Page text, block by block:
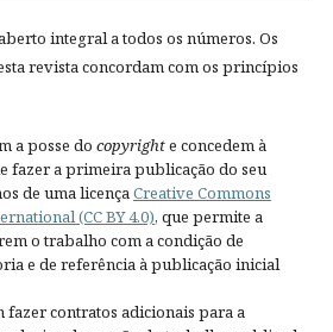
integral a todos os números. Os
revista concordam com os princípios
a posse do copyrighte concedem à
fazer a primeira publicação do seu
de uma licençaCreative Commons
(CC BY 4.0), que permite a
o trabalho com a condição de
e de referência à publicação inicial
fazer contratos adicionais para a